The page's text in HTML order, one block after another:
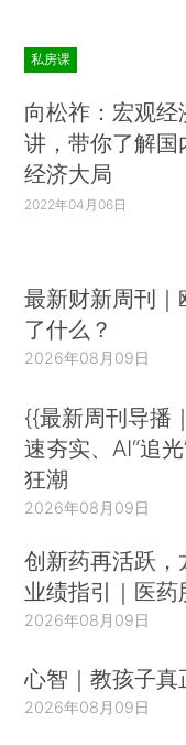
私房课
向松祚：宏观经
讲，带你了解国
经济大局
2022年04月06日
最新财新周刊
了什么？
2026年08月09日
{{最新周刊导播
速夯实、AI“追
狂潮
2026年08月09日
创新药再活跃，
业绩指引｜医药
2026年08月09日
心智｜教孩子真
2026年08月09日